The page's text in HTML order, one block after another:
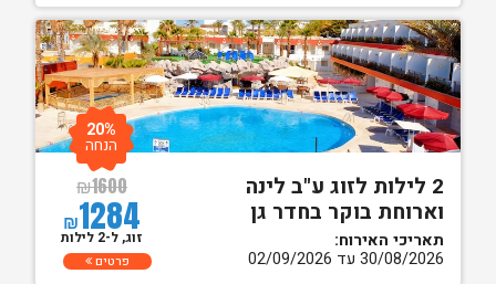
2 לילות לזוג ע"ב לינה
וארוחת בוקר בחדר גן
תאריכי האירוח:
30/08/2026 עד 02/09/2026
₪1600
₪1284
20%
הנחה
זוג, ל-2 לילות
פרטים